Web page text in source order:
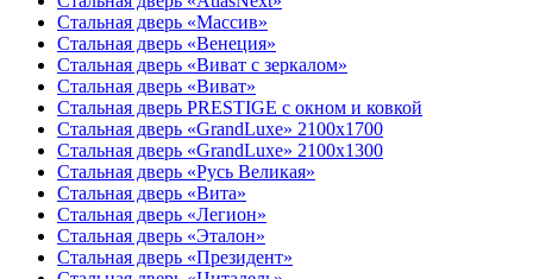
Стальная дверь «Массив»
Стальная дверь «Венеция»
Стальная дверь «Виват с зеркалом»
Стальная дверь «Виват»
Стальная дверь PRESTIGE с окном и ковкой
Стальная дверь «GrandLuxe» 2100х1700
Стальная дверь «GrandLuxe» 2100х1300
Стальная дверь «Русь Великая»
Стальная дверь «Вита»
Стальная дверь «Легион»
Стальная дверь «Эталон»
Стальная дверь «Президент»